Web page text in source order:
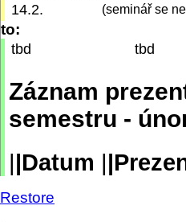
14.2. (seminář se
to:
tbd tbd
Záznam
semestru -
||Datum |
Restore